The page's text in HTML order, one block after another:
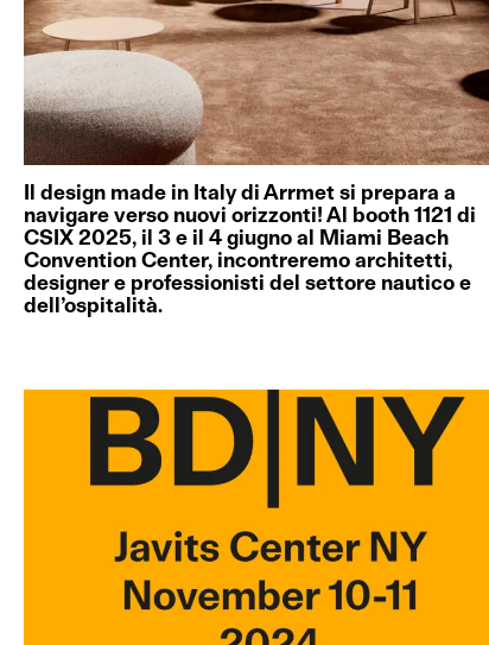
Il design made in Italy di Arrmet si prepara a
navigare verso nuovi orizzonti! Al booth 1121 di
CSIX 2025, il 3 e il 4 giugno al Miami Beach
Convention Center, incontreremo architetti,
designer e professionisti del settore nautico e
dell’ospitalità.